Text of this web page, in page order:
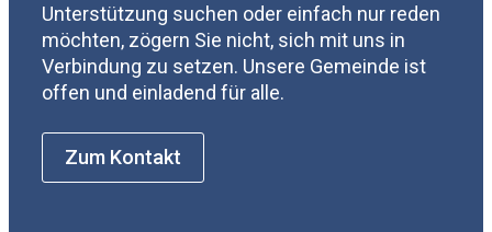
Unterstützung suchen oder einfach nur reden
möchten, zögern Sie nicht, sich mit uns in
Verbindung zu setzen. Unsere Gemeinde ist
offen und einladend für alle.
Zum Kontakt